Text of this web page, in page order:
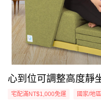
心到位可調整高度靜
宅配滿NT$1,000免運 國家/地